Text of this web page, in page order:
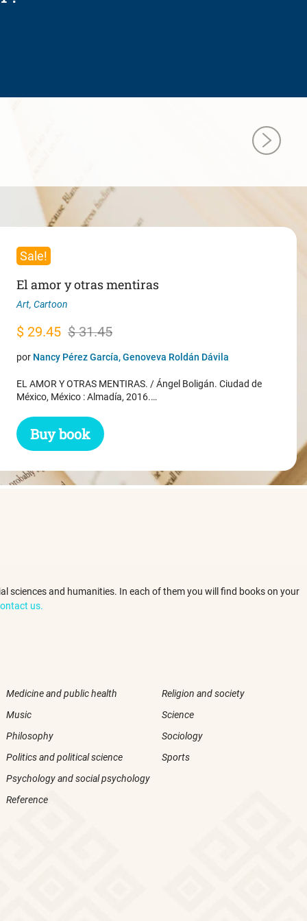
Sale!
El amor y otras mentiras
Art, Cartoon
$31.45
Original
price
$ 31.45.
$ 29.45
Current
price
$ 29.45.
por Nancy Pérez García, Genoveva Roldán Dávila
EL AMOR Y OTRAS MENTIRAS. / Ángel Boligán. Ciudad de
México, México : Almadía, 2016.…
Buy book
sciences and humanities. In each of them you will find books on your
us.
Medicine and public health
Music
Philosophy
Politics and political science
Psychology and social psychology
Reference
Religion and society
Science
Sociology
Sports